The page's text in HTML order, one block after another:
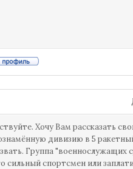
Хочу Вам рассказать
дивизию в 5
Группа "военнослужащих
сильный спортсмен или